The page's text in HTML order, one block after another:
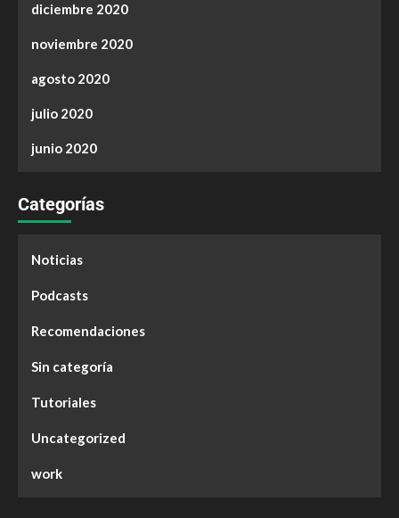
diciembre 2020
noviembre 2020
agosto 2020
julio 2020
junio 2020
Categorías
Noticias
Podcasts
Recomendaciones
Sin categoría
Tutoriales
Uncategorized
work